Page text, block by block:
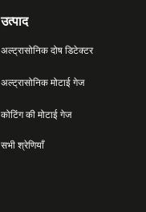
उत्पाद
अल्ट्रासोनिक दोष डिटेक्टर
अल्ट्रासोनिक मोटाई गेज
कोटिंग की मोटाई गेज
सभी श्रेणियाँ